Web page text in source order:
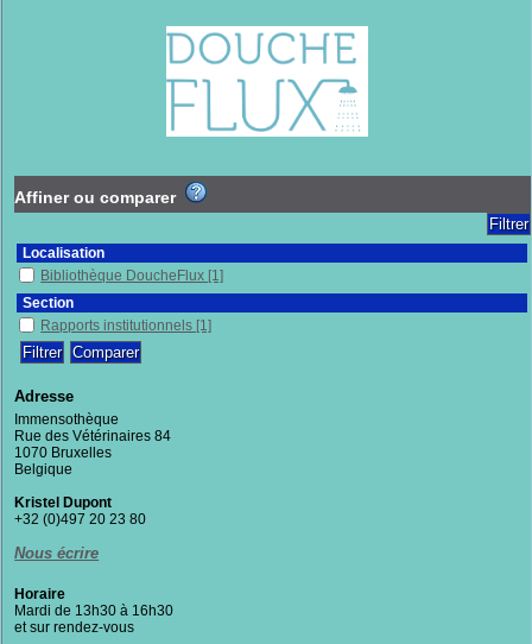
Affiner ou comparer
Localisation
Bibliothèque DoucheFlux [1]
Section
Rapports institutionnels [1]
Adresse
Immensothèque
Rue des Vétérinaires 84
1070 Bruxelles
Belgique
Kristel Dupont
+32 (0)497 20 23 80
Nous écrire
Horaire
Mardi de 13h30 à 16h30
et sur rendez-vous